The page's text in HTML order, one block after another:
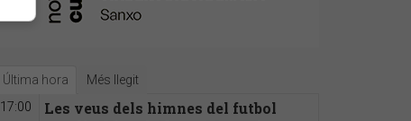
Última hora Més llegit
17:00
Les veus dels himnes del futbol